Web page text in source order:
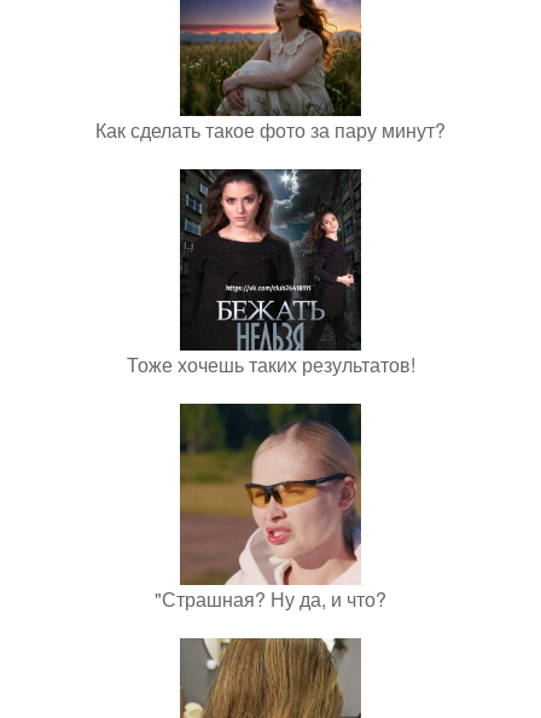
Как сделать такое фото за пару минут?
Тоже хочешь таких результатов!
"Страшная? Ну да, и что?